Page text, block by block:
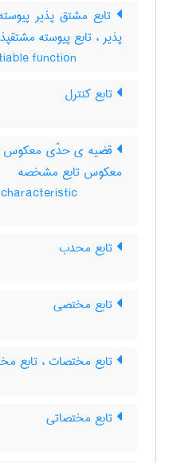
تابع مشتق پذیر
پذیر ، تابع پیوسته
function
تابع کنترل
قضیه ی حدّی معکوس
معکوس تابع مشخصه
تابع محدب
تابع مختصی
تابع مختصات ، تابع
تابع مختصاتی